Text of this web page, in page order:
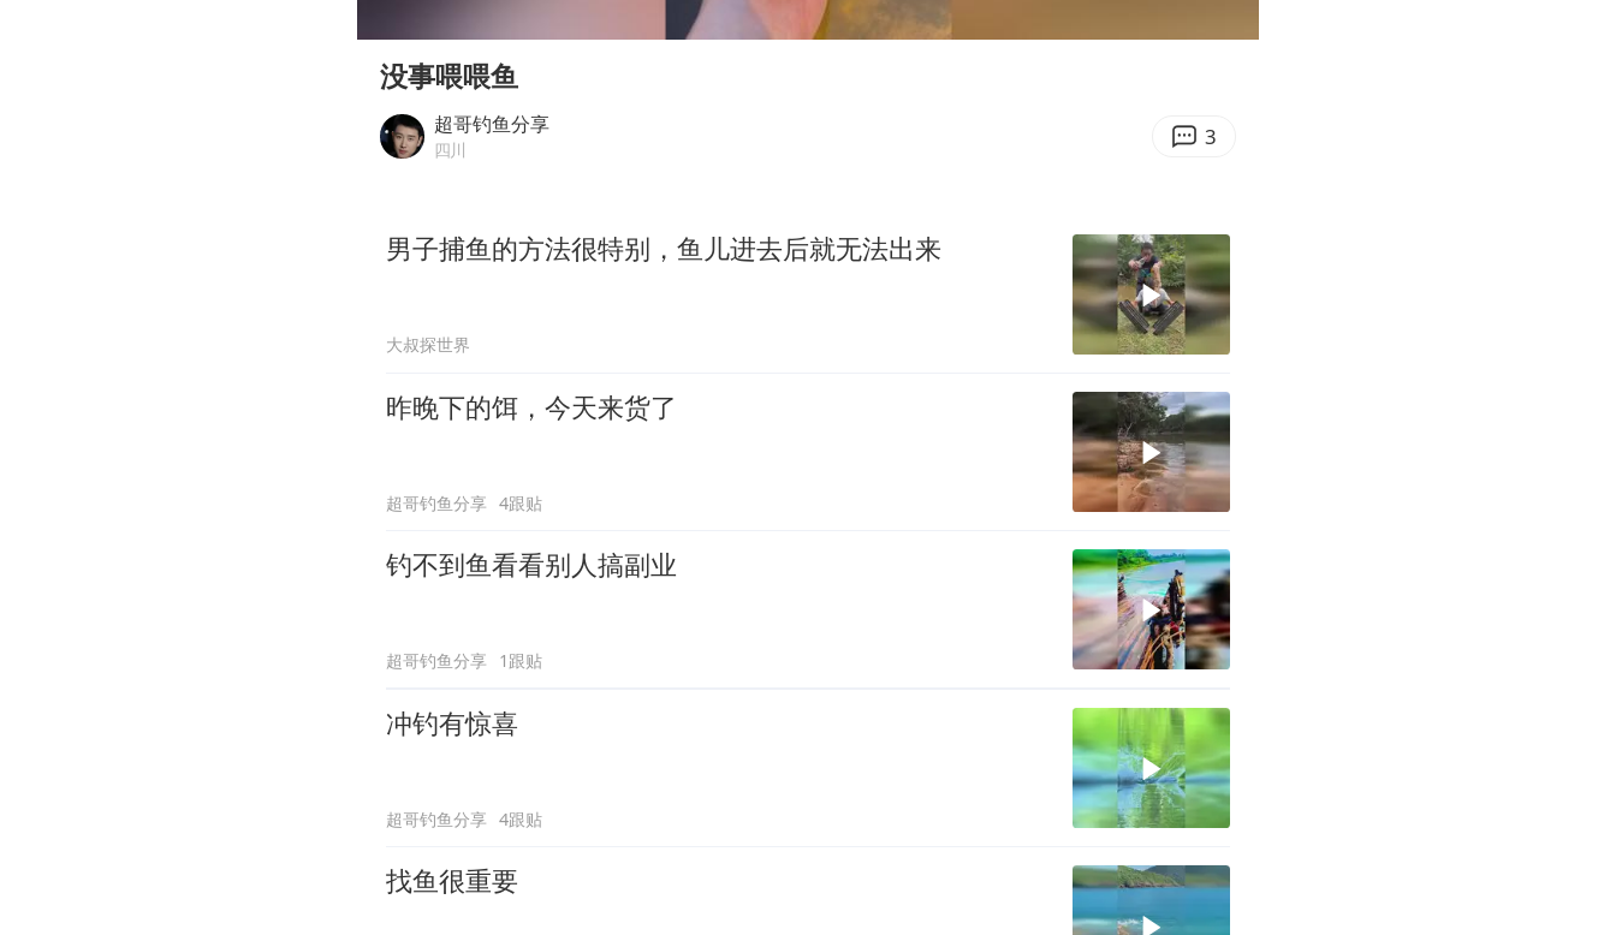
国乒男单横滨冠军赛全军覆没
胡彦斌韩磊 谁帮谁
没事喂喂鱼
超哥钓鱼分享
四川 3
男子捕鱼的方法很特别，鱼儿进去后就无法出来
大叔探世界
昨晚下的饵，今天来货了
超哥钓鱼分享 4跟贴
钓不到鱼看看别人搞副业
超哥钓鱼分享 1跟贴
冲钓有惊喜
超哥钓鱼分享 4跟贴
找鱼很重要